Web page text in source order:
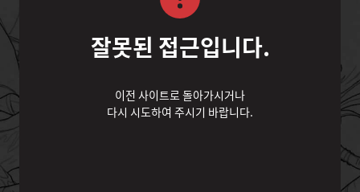
잘못된 접근입니다.
이전 사이트로 돌아가시거나
다시 시도하여 주시기 바랍니다.